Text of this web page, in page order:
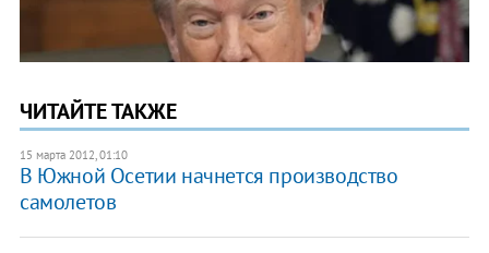
ЧИТАЙТЕ ТАКЖЕ
15 марта 2012, 01:10
В Южной Осетии начнется производство
самолетов